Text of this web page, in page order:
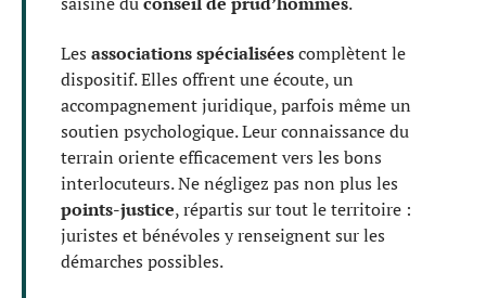
Les associations spécialiséescomplètent le
dispositif. Elles offrent une écoute, un
accompagnement juridique, parfois même un
soutien psychologique. Leur connaissance du
terrain oriente efficacement vers les bons
interlocuteurs. Ne négligez pas non plus les
points-justice, répartis sur tout le territoire :
juristes et bénévoles y renseignent sur les
démarches possibles.